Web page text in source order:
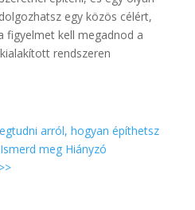
egy közös célért,
figyelmet kell megadnod a
rendszeren
arról, hogyan építhetsz
meg Hiányzó